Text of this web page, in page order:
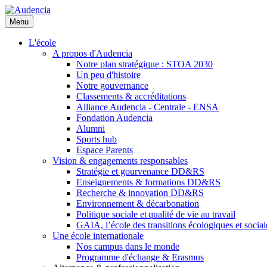
Aller
au
contenu
principal
Menu
L'école
A propos d'Audencia
Notre plan stratégique : STOA 2030
Un peu d'histoire
Notre gouvernance
Classements & accréditations
Alliance Audencia - Centrale - ENSA
Fondation Audencia
Alumni
Sports hub
Espace Parents
Vision & engagements responsables
Stratégie et gourvenance DD&RS
Enseignements & formations DD&RS
Recherche & innovation DD&RS
Environnement & décarbonation
Politique sociale et qualité de vie au travail
GAIA, l’école des transitions écologiques et
Une école internationale
Nos campus dans le monde
Programme d'échange & Erasmus